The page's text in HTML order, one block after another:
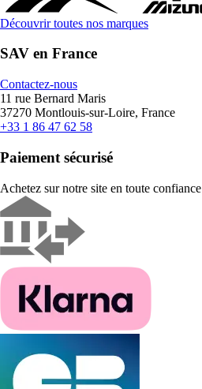
Découvrir toutes nos marques
SAV en France
Contactez-nous
11 rue Bernard Maris
37270 Montlouis-sur-Loire, France
+33 1 86 47 62 58
Paiement sécurisé
Achetez sur notre site en toute confiance